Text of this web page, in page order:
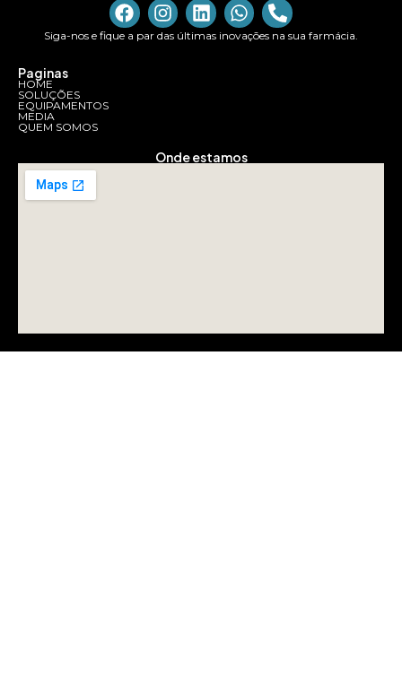
Siga-nos e fique a par das últimas inovações na sua farmácia.
Paginas
HOME
SOLUÇÕES
EQUIPAMENTOS
MEDIA
QUEM SOMOS
Onde estamos